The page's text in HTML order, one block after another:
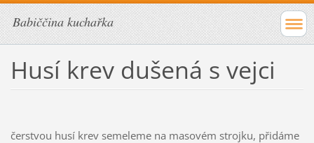
Babiččina kuchařka
Husí krev dušená s vejci
čerstvou husí krev semeleme na masovém strojku, přidáme